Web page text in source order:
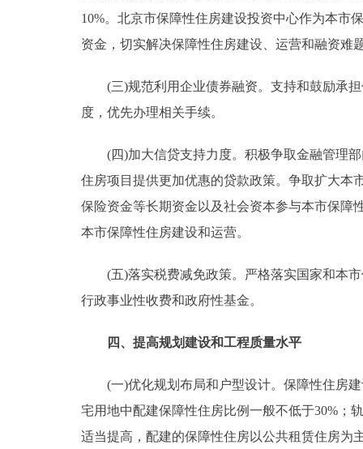
10%。北京市保障性住房建设投资中心作为本市
资金，切实解决保障性住房建设、运营和融资难
(三)规范利用企业债券融资。支持和鼓励承担
度，优先办理相关手续。
(四)加大信贷支持力度。积极争取金融管理部
住房项目提供更加优惠的贷款政策。争取扩大本
保险资金等长期资金以及社会资本参与本市保障
本市保障性住房建设和运营。
(五)落实税费减免政策。严格落实国家和本市
行政事业性收费和政府性基金。
四、提高规划建设和工程质量水平
(一)优化规划布局和户型设计。保障性住房建
宅用地中配建保障性住房比例一般不低于30%；
适当提高，配建的保障性住房以公共租赁住房为